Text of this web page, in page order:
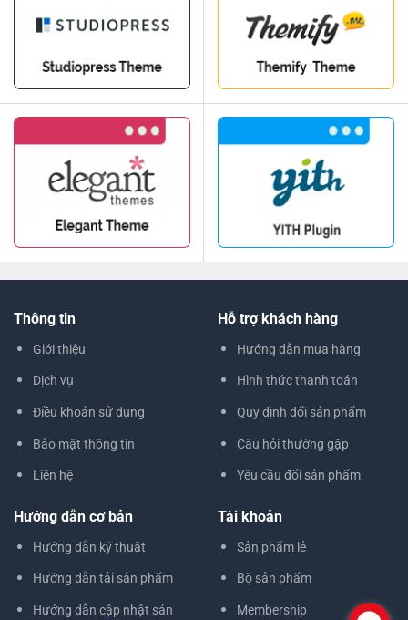
Thông tin
Giới thiệu
Dịch vụ
Điều khoản sử dụng
Bảo mật thông tin
Liên hệ
Hỗ trợ khách hàng
Hướng dẫn mua hàng
Hình thức thanh toán
Quy định đổi sản phẩm
Câu hỏi thường gặp
Yêu cầu đổi sản phẩm
Hướng dẫn cơ bản
Hướng dẫn kỹ thuật
Hướng dẫn tải sản phẩm
Hướng dẫn cập nhật sản
Tài khoản
Sản phẩm lẻ
Bộ sản phẩm
Membership